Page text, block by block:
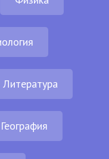
Литература
География